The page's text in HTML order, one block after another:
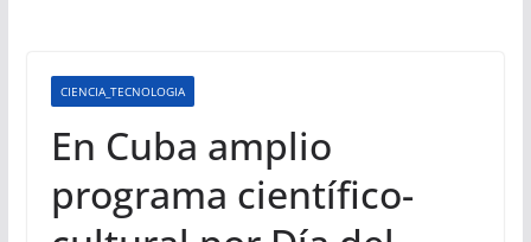
CIENCIA_TECNOLOGIA
En Cuba amplio
programa científico-